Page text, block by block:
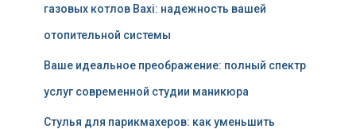
газовых котлов Baxi: надежность вашей
отопительной системы
Ваше идеальное преображение: полный спектр
услуг современной студии маникюра
Стулья для парикмахеров: как уменьшить